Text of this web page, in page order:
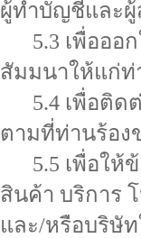
ผู้ทำบัญชีและ
5.3 เพื่อออก
สัมมนาให้แก่ท่
5.4 เพื่อติดต่
ตามที่ท่านร้อง
5.5 เพื่อให้ข้
สินค้า บริการ
และ/หรือบริษั